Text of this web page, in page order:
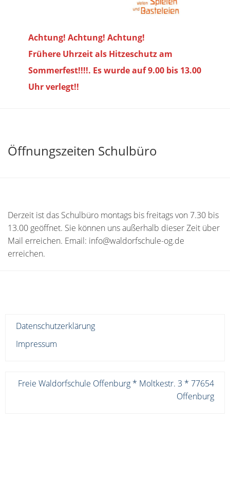
Achtung! Achtung! Achtung!
Frühere Uhrzeit als Hitzeschutz am
Sommerfest!!!!. Es wurde auf 9.00 bis 13.00
Uhr verlegt!!
Öffnungszeiten Schulbüro
Derzeit ist das Schulbüro montags bis freitags von 7.30 bis
13.00 geöffnet. Sie können uns außerhalb dieser Zeit über
Mail erreichen. Email: info@waldorfschule-og.de
erreichen.
Datenschutzerklärung
Impressum
Freie Waldorfschule Offenburg * Moltkestr. 3 * 77654
Offenburg